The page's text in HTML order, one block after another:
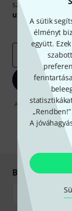
A sütik
élményt
együtt.
A
szerencsével
utalvány
e-mail cím*
A "Bejelentkezés"
önnek
Biztonságos